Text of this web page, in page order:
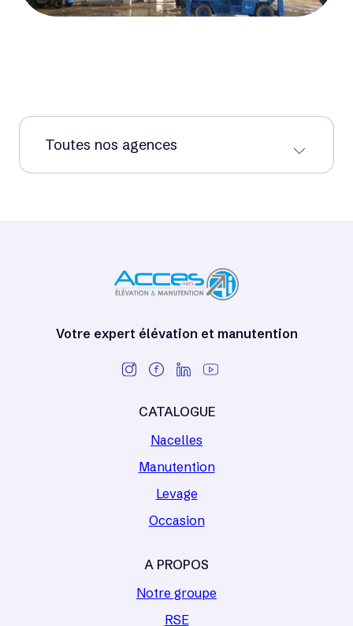
Toutes nos agences
Votre expert élévation et manutention
CATALOGUE
Nacelles
Manutention
Levage
Occasion
A PROPOS
Notre groupe
RSE